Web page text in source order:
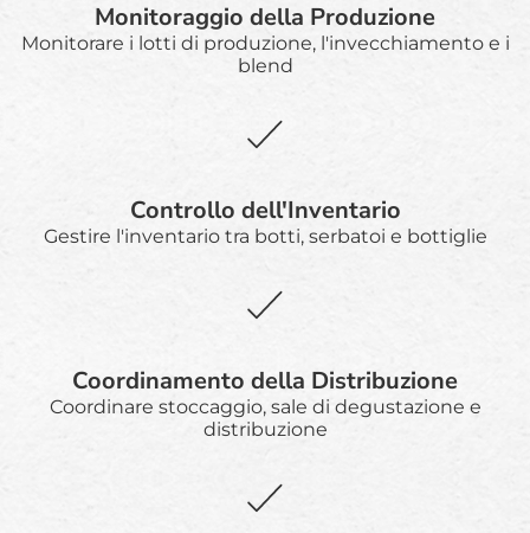
Monitoraggio della Produzione
Monitorare i lotti di produzione, l'invecchiamento e i
blend
Controllo dell'Inventario
Gestire l'inventario tra botti, serbatoi e bottiglie
Coordinamento della Distribuzione
Coordinare stoccaggio, sale di degustazione e
distribuzione